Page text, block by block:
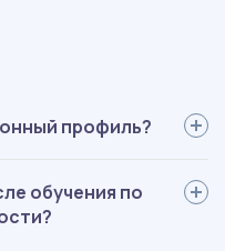
профиль?
со специальностью,
испытания,
обучения по